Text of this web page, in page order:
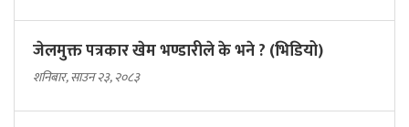
जेलमुक्त पत्रकार खेम भण्डारीले के भने ? (भिडियो)
शनिबार, साउन २३, २०८३